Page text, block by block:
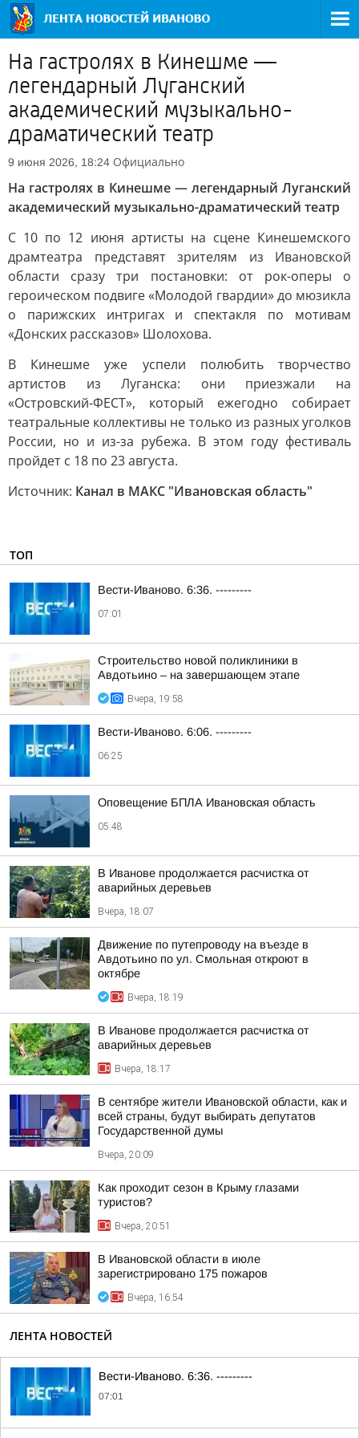
На гастролях в Кинешме —
легендарный Луганский
академический музыкально-
драматический театр
9 июня 2026, 18:24 Официально
На гастролях в Кинешме — легендарный Луганский
академический музыкально-драматический театр
С 10 по 12 июня артисты на сцене Кинешемского
драмтеатра представят зрителям из Ивановской
области сразу три постановки: от рок-оперы о
героическом подвиге «Молодой гвардии» до мюзикла
о парижских интригах и спектакля по мотивам
«Донских рассказов» Шолохова.
В Кинешме уже успели полюбить творчество
артистов из Луганска: они приезжали на
«Островский-ФЕСТ», который ежегодно собирает
театральные коллективы не только из разных уголков
России, но и из-за рубежа. В этом году фестиваль
пройдет с 18 по 23 августа.
Источник: Канал в МАКС "Ивановская область"
ТОП
Вести-Иваново. 6:36. ---------
07:01
Строительство новой поликлиники в
Авдотьино – на завершающем этапе
Вчера, 19:58
Вести-Иваново. 6:06. ---------
06:25
Оповещение БПЛА Ивановская область
05:48
В Иванове продолжается расчистка от
аварийных деревьев
Вчера, 18:07
Движение по путепроводу на въезде в
Авдотьино по ул. Смольная откроют в
октябре
Вчера, 18:19
В Иванове продолжается расчистка от
аварийных деревьев
Вчера, 18:17
В сентябре жители Ивановской области, как и
всей страны, будут выбирать депутатов
Государственной думы
Вчера, 20:09
Как проходит сезон в Крыму глазами
туристов?
Вчера, 20:51
В Ивановской области в июле
зарегистрировано 175 пожаров
Вчера, 16:54
ЛЕНТА НОВОСТЕЙ
Вести-Иваново. 6:36. ---------
07:01